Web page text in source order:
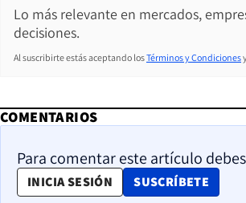
Lo más relevante en mercados,
decisiones.
Al suscribirte estás aceptando losTérminos y Condiciones
COMENTARIOS
Para comentar este artículo
INICIA SESIÓN SUSCRÍBETE
OPENS IN NEW